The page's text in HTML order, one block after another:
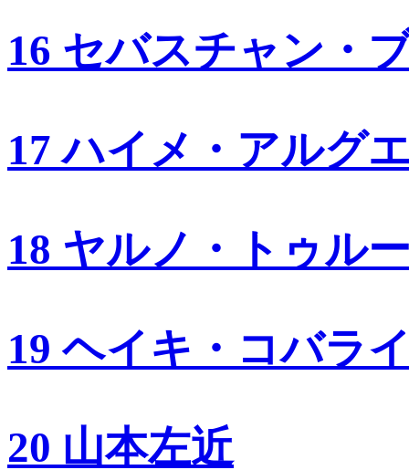
16 セバスチャン・
17 ハイメ・アルグ
18 ヤルノ・トゥル
19 ヘイキ・コバラ
20 山本左近